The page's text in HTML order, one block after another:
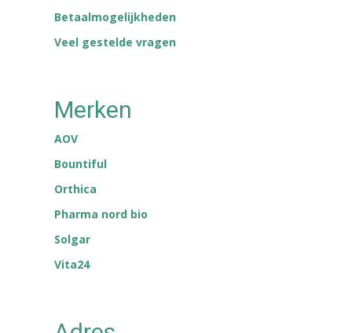
Betaalmogelijkheden
Veel gestelde vragen
Merken
AOV
Bountiful
Orthica
Pharma nord bio
Solgar
Vita24